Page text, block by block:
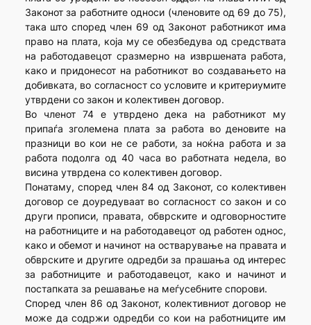
Законот за работните односи (членовите од 69 до 75),
така што според член 69 од Законот работникот има
право на плата, која му се обезбедува од средствата
на работодавецот сразмерно на извршената работа,
како и придонесот на работникот во создавањето на
добивката, во согласност со условите и критериумите
утврдени со закон и колективен договор.
Во членот 74 е утврдено дека на работникот му
припаѓа зголемена плата за работа во деновите на
празници во кои не се работи, за ноќна работа и за
работа подолга од 40 часа во работната недела, во
висина утврдена со колективен договор.
Понатаму, според член 84 од Законот, со колективен
договор се доуредуваат во согласност со закон и со
други прописи, правата, обврските и одговорностите
на работниците и на работодавецот од работен однос,
како и обемот и начинот на остварување на правата и
обврските и другите одредби за прашања од интерес
за работниците и работодавецот, како и начинот и
постапката за решавање на меѓусебните спорови.
Според член 86 од Законот, колективниот договор не
може да содржи одредби со кои на работниците им